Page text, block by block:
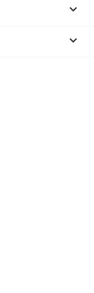

keyboard_arrow_down